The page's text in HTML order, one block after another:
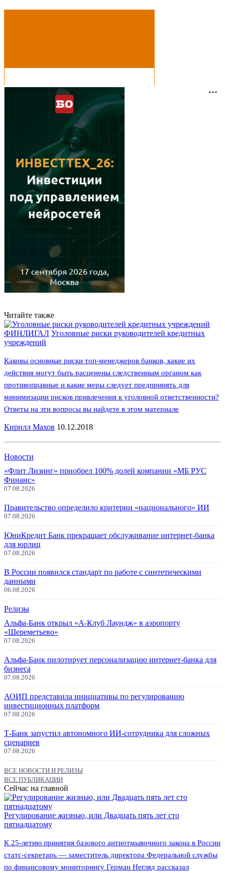
Читайте также
ФИНЛИГАЛ Уголовные риски руководителей кредитных
учреждений
Каковы основные риски топ-менеджеров банков, какие их
действия могут быть расценены следственным органом как
противоправные и какие меры следует предпринять для
минимизации рисков привлечения к уголовной ответственности?
Ответы на эти вопросы вы найдете в этом материале
Кирилл Махов 10.12.2018
Новости
«Флит Лизинг» приобрел 100% долей компании «МБ РУС
Финанс»
07.08.2026
Правительство определило критерии «национального» ИИ
07.08.2026
ЮниКредит Банк прекращает обслуживание интернет-банка
для юрлиц
07.08.2026
В России появился стандарт по работе с синтетическими
данными
06.08.2026
Релизы
Альфа-Банк открыл «А-Клуб Лаундж» в аэропорту
«Шереметьево»
07.08.2026
Альфа-Банк пилотирует персонализацию интернет-банка для
бизнеса
07.08.2026
АОИП представила инициативы по регулированию
инвестиционных платформ
07.08.2026
Т-Банк запустил автономного ИИ-сотрудника для сложных
сценариев
07.08.2026
ВСЕ НОВОСТИ И РЕЛИЗЫ
ВСЕ ПУБЛИКАЦИИ
Сейчас на главной
Регулирование жизнью, или Двадцать пять лет сто
пятнадцатому
К 25-летию принятия базового антиотмывочного закона в России
статс-секретарь — заместитель директора Федеральной службы
по финансовому мониторингу Герман Негляд рассказал